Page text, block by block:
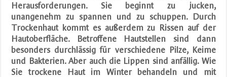
Herausforderungen. Sie beginnt zu jucken,
unangenehm zu spannen und zu schuppen. Durch
Trockenhaut kommt es außerdem zu Rissen auf der
Hautoberfläche. Betroffene Hautstellen sind dann
besonders durchlässig für verschiedene Pilze, Keime
und Bakterien. Aber auch die Lippen sind anfällig. Wie
Sie trockene Haut im Winter behandeln und mit